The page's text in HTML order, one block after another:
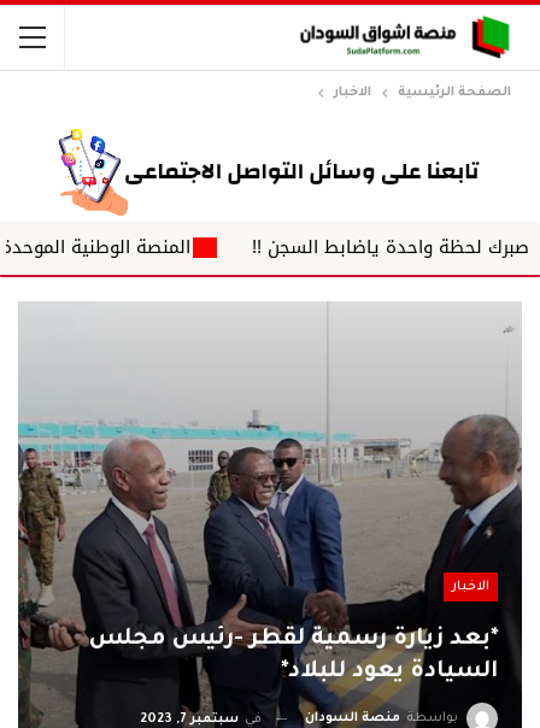
الصفحة الرئيسية الاخبار
واحدة ياضابط السجن !! المنصة الوطنية الموحدة
الاخبار
*بعد زيارة رسمية لقطر -رئيس مجلس
السيادة يعود للبلاد*
بواسطة منصة السودان في سبتمبر 7, 2023